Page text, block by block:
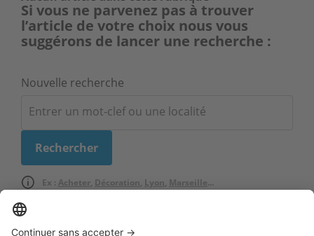
Si vous ne parvenez pas à trouver
l’article de votre choix nous vous
suggérons de lancer une recherche :
Nouvelle recherche
Ex : Acheter, Décoration, Lyon, Marseille...